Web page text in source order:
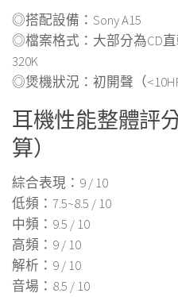
◎搭配設備：Sony A15
◎檔案格式：大部分為CD直
320K
◎煲機狀況：初開聲（
耳機性能整體評
算）
綜合表現：9 / 10
低頻：7.5~8.5 / 10
中頻：9.5 / 10
高頻：9 / 10
解析：9 / 10
音場：8.5 / 10